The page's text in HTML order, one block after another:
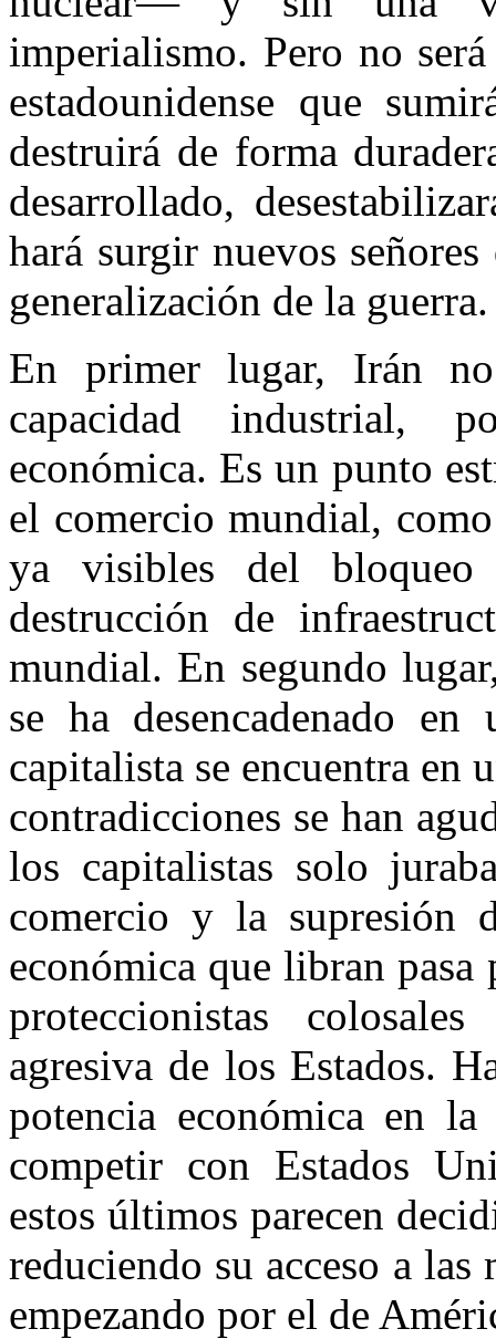
imperialismo. Pero no
estadounidense que
destruirá de forma
desarrollado,
hará surgir nuevos
generalización de la guerra.
En primer lugar, Irán
capacidad industrial,
económica. Es un punto
el comercio mundial,
ya visibles del
destrucción de
mundial. En segundo
se ha desencadenado
capitalista se encuentra en
contradicciones se han
los capitalistas solo
comercio y la supresión
económica que libran pasa
proteccionistas
agresiva de los Estados.
potencia económica en
competir con Estados
estos últimos parecen
reduciendo su acceso a
empezando por el de